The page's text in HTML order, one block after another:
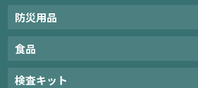
防災用品
食品
検査キット